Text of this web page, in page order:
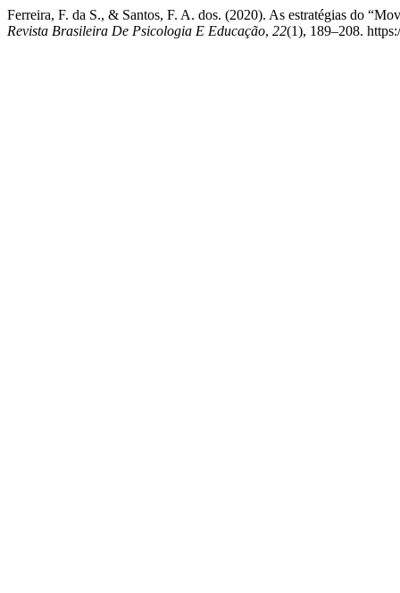
Ferreira, F. da S., & Santos, F. A. dos. (2020). As estratégias do
Revista Brasileira De Psicologia E Educação, 22(1), 189–208.